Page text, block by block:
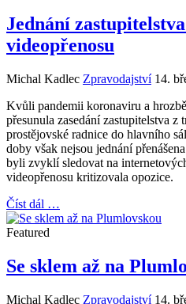
Jednání
videopřenosu
Michal Kadlec Zpravodajství 14.
Kvůli pandemii koronaviru a
přesunula zasedání zastupitelstva z
prostějovské radnice do hlavního
doby však nejsou jednání
byli zvyklí sledovat na
videopřenosu kritizovala opozice.
Číst dál …
Featured
Se sklem až na
Michal Kadlec Zpravodajství 14.